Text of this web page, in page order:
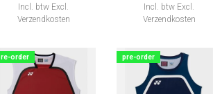
Incl. btw Excl.
Verzendkosten
Incl. btw Excl.
Verzendkosten
order pre-order